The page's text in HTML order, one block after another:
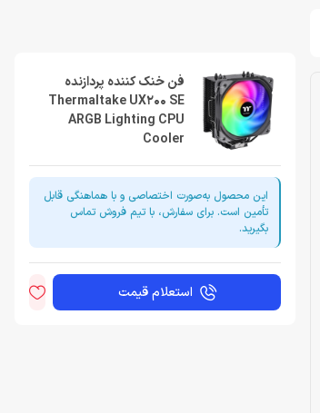
فن خنک کننده پردازنده
Thermaltake UX200 SE
ARGB Lighting CPU
Cooler
این محصول به‌صورت اختصاصی و با هماهنگی قابل
تأمین است. برای سفارش، با تیم فروش تماس
بگیرید.
استعلام قیمت